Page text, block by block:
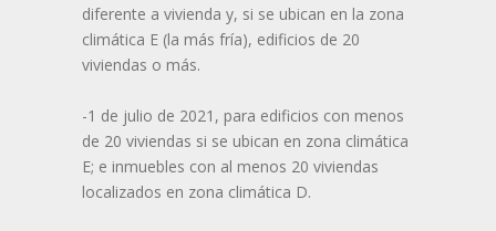
diferente a vivienda y, si se ubican en la zona
climática E (la más fría), edificios de 20
viviendas o más.
-1 de julio de 2021, para edificios con menos
de 20 viviendas si se ubican en zona climática
E; e inmuebles con al menos 20 viviendas
localizados en zona climática D.